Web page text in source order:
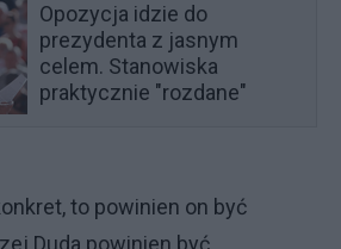
Opozycja idzie do
prezydenta z jasnym
celem. Stanowiska
praktycznie "rozdane"
to powinien on być
Duda powinien być